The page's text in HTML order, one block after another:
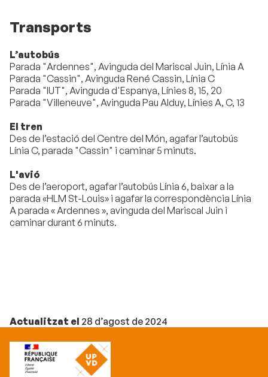
Transports
L’autobús
Parada "Ardennes", Avinguda del Mariscal Juin, Línia A
Parada "Cassin", Avinguda René Cassin, Línia C
Parada "IUT", Avinguda d'Espanya, Línies 8, 15, 20
Parada "Villeneuve", Avinguda Pau Alduy, Línies A, C, 13
El tren
Des de l’estació del Centre del Món, agafar l’autobús
Línia C, parada "Cassin" i caminar 5 minuts.
L'avió
Des de l’aeroport, agafar l’autobús Línia 6, baixar a la
parada «HLM St-Louis» i agafar la correspondència Línia
A parada « Ardennes », avinguda del Mariscal Juin i
caminar durant 6 minuts.
Actualitzat el 28 d’agost de 2024